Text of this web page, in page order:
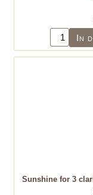
In
Sunshine for 3